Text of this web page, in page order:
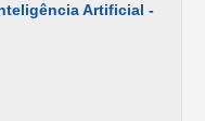
Artificial -